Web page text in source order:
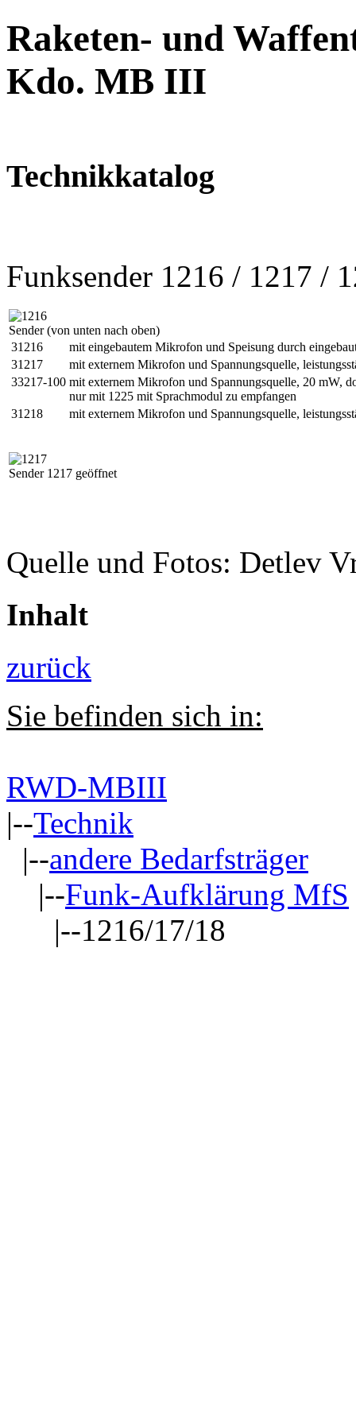
Raketen- und
Kdo. MB III
Technikkatalog
Funksender 1216 / 1217 /
Sender (von unten nach oben)
31216
mit eingebautem Mikrofon und Speisung durch
31217
mit externem Mikrofon und Spannungsquelle,
33217-100 mit externem Mikrofon und Spannungsquelle, 20 mW,
nur mit 1225 mit Sprachmodul zu empfangen
31218
mit externem Mikrofon und Spannungsquelle,
Sender 1217 geöffnet
Quelle und Fotos: Detlev
Inhalt
zurück
Sie befinden sich in:
RWD-MBIII
|--Technik
|--andere Bedarfsträger
|--Funk-Aufklärung MfS
|--1216/17/18